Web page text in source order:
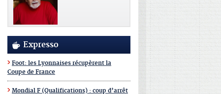
Expresso
Foot: les Lyonnaises récupèrent la
Coupe de France
Mondial F (Qualifications) : coup d’arrêt